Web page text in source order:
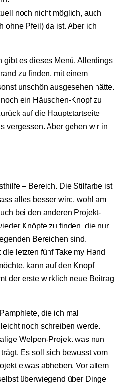
noch nicht möglich, auch
ohne Pfeil) da ist. Aber ich
gibt es dieses Menü. Allerdings
zu finden, mit einem
unschön ausgesehen hätte.
ein Häuschen-Knopf zu
auf die Hauptstartseite
vergessen. Aber gehen wir in
– Bereich. Die Stilfarbe ist
alles besser wird, wohl am
bei den anderen Projekt-
Knöpfe zu finden, die nur
Bereichen sind.
letzten fünf Take my Hand
kann auf den Knopf
der erste wirklich neue Beitrag
die ich mal
noch schreiben werde.
Welpen-Projekt was nun
Es soll sich bewusst vom
etwas abheben. Vor allem
überwiegend über Dinge